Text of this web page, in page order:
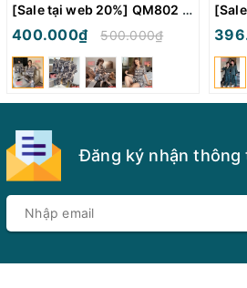
[Sale tại web 20%] QM802 - Bộ đồ ngủ Pijama nam nữ
400.000₫ 500.000₫
Đăng ký nhận